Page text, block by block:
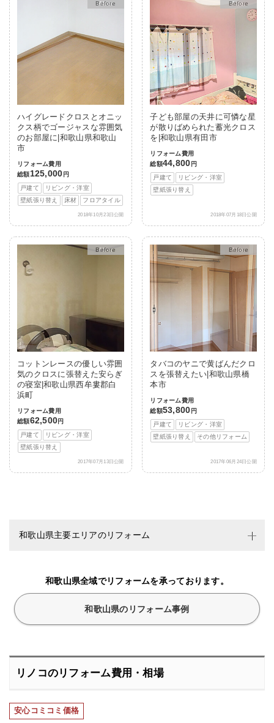
After
ハイグレードクロスとオニッ
クス柄でゴージャスな雰囲気
のお部屋に|和歌山県和歌山
市
リフォーム費用
総額125,000 円
戸建て
リビング・洋室
壁紙張り替え
床材 フロアタイル
2018年10月23日公開
After
子ども部屋の天井に可憐な星
が散りばめられた蓄光クロス
を|和歌山県有田市
リフォーム費用
総額44,800 円
戸建て
リビング・洋室
壁紙張り替え
2018年07月18日公開
After
コットンレースの優しい雰囲
気のクロスに張替えた安らぎ
の寝室|和歌山県西牟婁郡白
浜町
リフォーム費用
総額62,500円
戸建て
リビング・洋室
壁紙張り替え
2017年07月13日公開
After
タバコのヤニで黄ばんだクロ
スを張替えたい|和歌山県橋
本市
リフォーム費用
総額53,800 円
戸建て
リビング・洋室
壁紙張り替え
その他リフォーム
2017年06月24日公開
和歌山県主要エリアのリフォーム
和歌山県全域でリフォームを承っております。
和歌山県のリフォーム事例
リノコのリフォーム費用・相場
安心コミコミ価格